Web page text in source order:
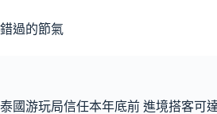
至
容
錯過的節氣
泰國游玩局信任本年底前 進境搭客可